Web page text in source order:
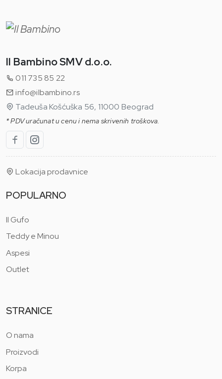
Il Bambino SMV d.o.o.
011 735 85 22
info@ilbambino.rs
Tadeuša Košćuška 56, 11000 Beograd
* PDV uračunat u cenu i nema skrivenih troškova.
Lokacija prodavnice
POPULARNO
Il Gufo
Teddy e Minou
Aspesi
Outlet
STRANICE
O nama
Proizvodi
Korpa